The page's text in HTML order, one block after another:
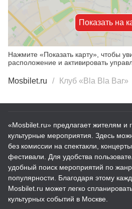
Показать на
Нажмите «Показать карту», чтобы
расположение и активировать
Mosbilet.ru Клуб «Bla Bla Bar»
«Mosbilet.ru» предлагает жителям и
культурные мероприятия. Здесь
без комиссии на спектакли,
фестивали. Для удобства
удобный поиск мероприятий по
популярности. Благодаря этому
Mosbilet.ru может легко
культурных событий в Москве.